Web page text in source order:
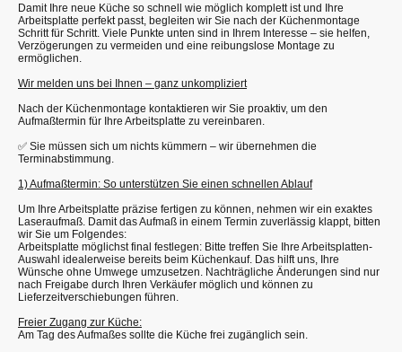
Damit Ihre neue Küche so schnell wie möglich komplett ist und Ihre
Arbeitsplatte perfekt passt, begleiten wir Sie nach der Küchenmontage
Schritt für Schritt. Viele Punkte unten sind in Ihrem Interesse – sie helfen,
Verzögerungen zu vermeiden und eine reibungslose Montage zu
ermöglichen.
Wir melden uns bei Ihnen – ganz unkompliziert
Nach der Küchenmontage kontaktieren wir Sie proaktiv, um den
Aufmaßtermin für Ihre Arbeitsplatte zu vereinbaren.
✅ Sie müssen sich um nichts kümmern – wir übernehmen die
Terminabstimmung.
1) Aufmaßtermin: So unterstützen Sie einen schnellen Ablauf
Um Ihre Arbeitsplatte präzise fertigen zu können, nehmen wir ein exaktes
Laseraufmaß. Damit das Aufmaß in einem Termin zuverlässig klappt, bitten
wir Sie um Folgendes:
Arbeitsplatte möglichst final festlegen: Bitte treffen Sie Ihre Arbeitsplatten-
Auswahl idealerweise bereits beim Küchenkauf. Das hilft uns, Ihre
Wünsche ohne Umwege umzusetzen. Nachträgliche Änderungen sind nur
nach Freigabe durch Ihren Verkäufer möglich und können zu
Lieferzeitverschiebungen führen.
Freier Zugang zur Küche:
Am Tag des Aufmaßes sollte die Küche frei zugänglich sein.